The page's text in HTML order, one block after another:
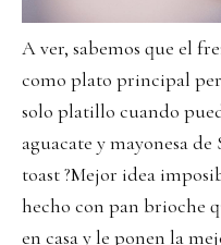
A ver, sabemos que el
como plato principal
solo platillo cuando
aguacate y mayonesa
toast ?Mejor idea
hecho con pan brioche
en casa y le ponen la